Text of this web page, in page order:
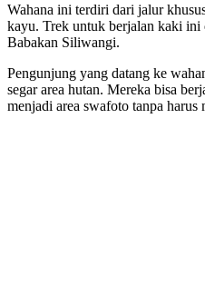
Wahana ini terdiri dari jalur
kayu. Trek untuk berjalan kaki ini
Babakan Siliwangi.
Pengunjung yang datang ke
segar area hutan. Mereka bisa
menjadi area swafoto tanpa harus